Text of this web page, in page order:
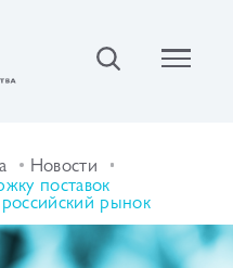
Новости
поставок
рынок